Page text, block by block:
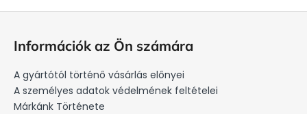
t
a
r
á
Információk az Ön számára
A gyártótól történő vásárlás előnyei
A személyes adatok védelmének feltételei
Márkánk Története